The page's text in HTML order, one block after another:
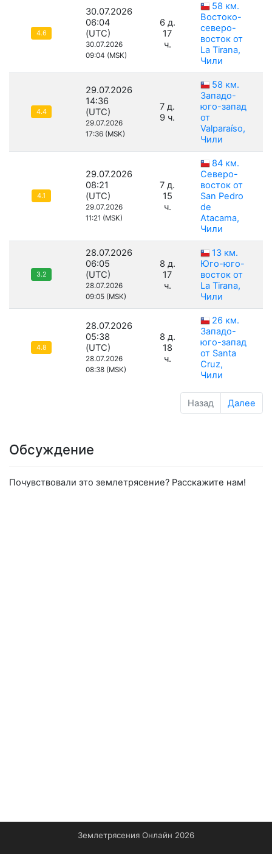
4.6
30.07.2026
06:04
(UTC)
30.07.2026
09:04 (MSK)
6 д.
17
ч.
58 км.
Востоко-
северо-
восток от
La Tirana,
Чили
4.4
29.07.2026
14:36
(UTC)
29.07.2026
17:36 (MSK)
7 д.
9 ч.
58 км.
Западо-
юго-запад
от
Valparaíso,
Чили
4.1
29.07.2026
08:21
(UTC)
29.07.2026
11:21 (MSK)
7 д.
15
ч.
84 км.
Северо-
восток от
San Pedro
de
Atacama,
Чили
3.2
28.07.2026
06:05
(UTC)
28.07.2026
09:05 (MSK)
8 д.
17
ч.
13 км.
Юго-юго-
восток от
La Tirana,
Чили
4.8
28.07.2026
05:38
(UTC)
28.07.2026
08:38 (MSK)
8 д.
18
ч.
26 км.
Западо-
юго-запад
от Santa
Cruz,
Чили
Назад Далее
Обсуждение
Почувствовали это землетрясение? Расскажите нам!
Землетрясения Онлайн 2026